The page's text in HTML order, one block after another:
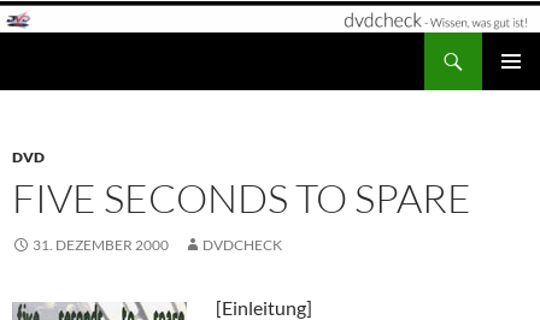
Zum
DVD
FIVE SECONDS TO SPARE
31. DEZEMBER 2000 DVDCHECK
[Einleitung]